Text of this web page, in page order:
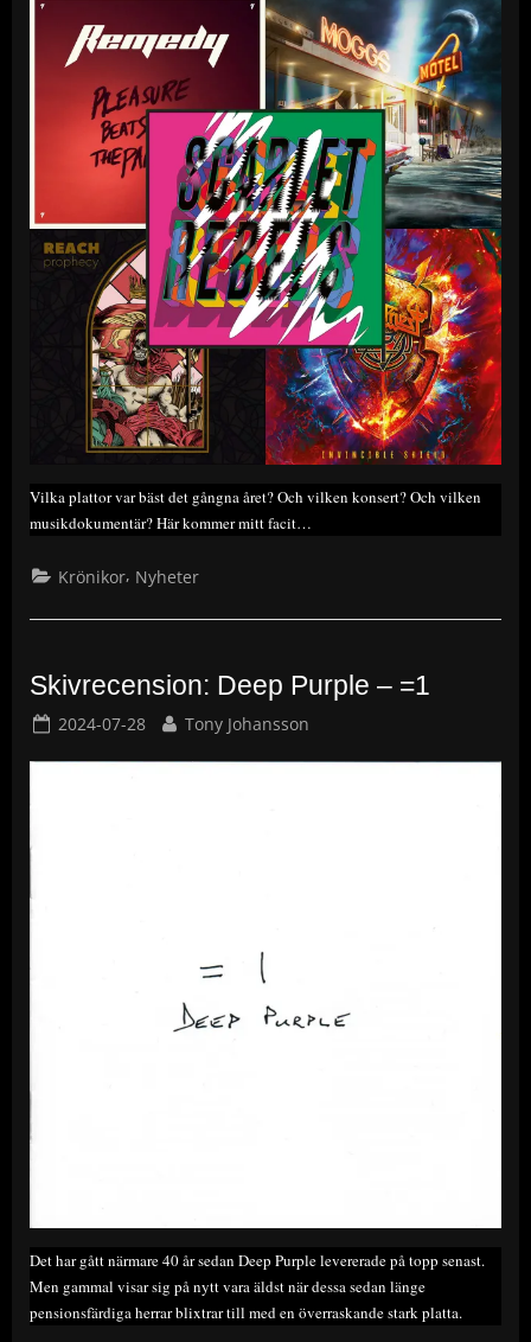
Vilka plattor var bäst det gångna året? Och vilken konsert? Och vilken
musikdokumentär? Här kommer mitt facit…
Krönikor, Nyheter
Skivrecension: Deep Purple – =1
Posted
2024-07-28 By
Tony Johansson
Det har gått närmare 40 år sedan Deep Purple levererade på topp senast.
Men gammal visar sig på nytt vara äldst när dessa sedan länge
pensionsfärdiga herrar blixtrar till med en överraskande stark platta.